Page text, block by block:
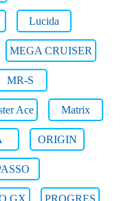
Lucida
MEGA CRUISER
MR-S
Ace Matrix
ORIGIN
GX PROGRES